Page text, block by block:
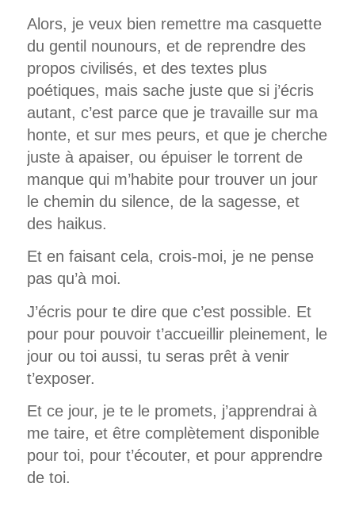
Alors, je veux bien remettre ma casquette
du gentil nounours, et de reprendre des
propos civilisés, et des textes plus
poétiques, mais sache juste que si j’écris
autant, c’est parce que je travaille sur ma
honte, et sur mes peurs, et que je cherche
juste à apaiser, ou épuiser le torrent de
manque qui m’habite pour trouver un jour
le chemin du silence, de la sagesse, et
des haikus.
Et en faisant cela, crois-moi, je ne pense
pas qu’à moi.
J’écris pour te dire que c’est possible. Et
pour pour pouvoir t’accueillir pleinement, le
jour ou toi aussi, tu seras prêt à venir
t’exposer.
Et ce jour, je te le promets, j’apprendrai à
me taire, et être complètement disponible
pour toi, pour t’écouter, et pour apprendre
de toi.